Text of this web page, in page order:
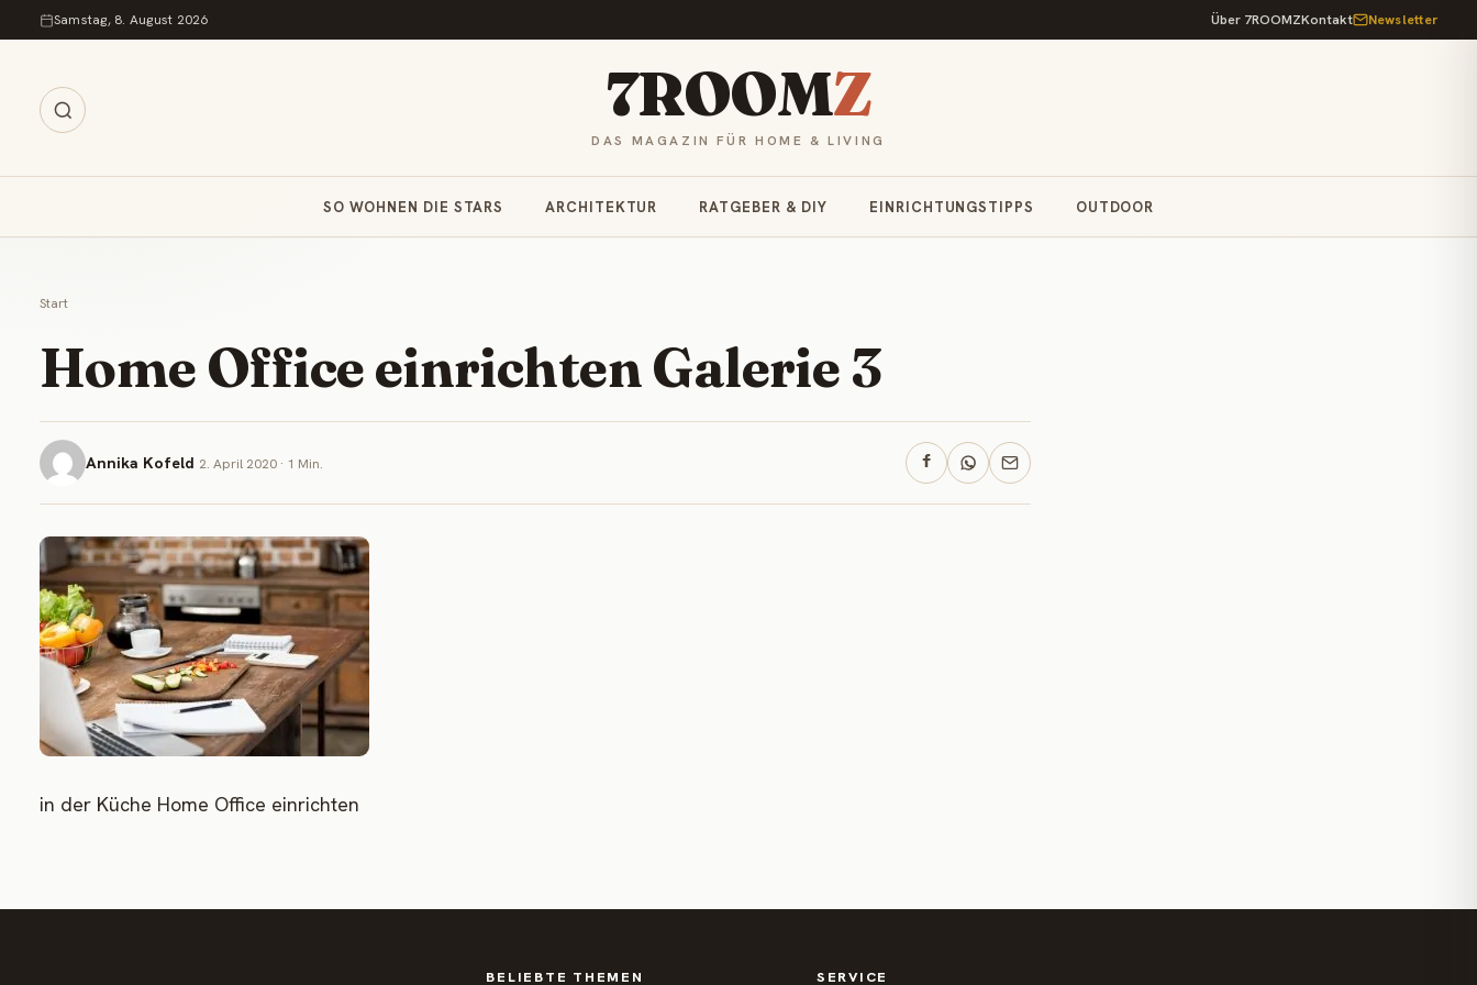
Zum Inhalt springen
Samstag, 8. August 2026 Über 7ROOMZKontakt Newsletter
7ROOMZ
DAS MAGAZIN FÜR HOME & LIVING
SO WOHNEN DIE STARS ARCHITEKTUR RATGEBER & DIY EINRICHTUNGSTIPPS OUTDOOR
Start
Home Office einrichten Galerie 3
Annika Kofeld 2. April 2020 · 1 Min.
in der Küche Home Office einrichten
BELIEBTE THEMEN SERVICE